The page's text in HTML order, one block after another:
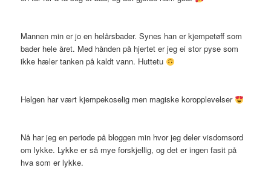
Mannen min er jo en helårsbader. Synes han er kjempetøff som
bader hele året. Med hånden på hjertet er jeg ei stor pyse som
ikke hæler tanken på kaldt vann. Huttetu
Helgen har vært kjempekoselig men magiske koropplevelser
Nå har jeg en periode på bloggen min hvor jeg deler visdomsord
om lykke. Lykke er så mye forskjellig, og det er ingen fasit på
hva som er lykke.